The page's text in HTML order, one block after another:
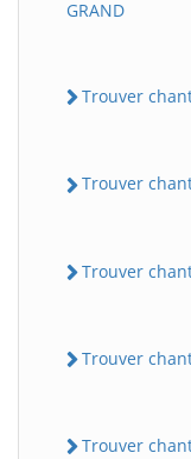
GRAND
Trouver
Trouver
Trouver
Trouver
Trouver